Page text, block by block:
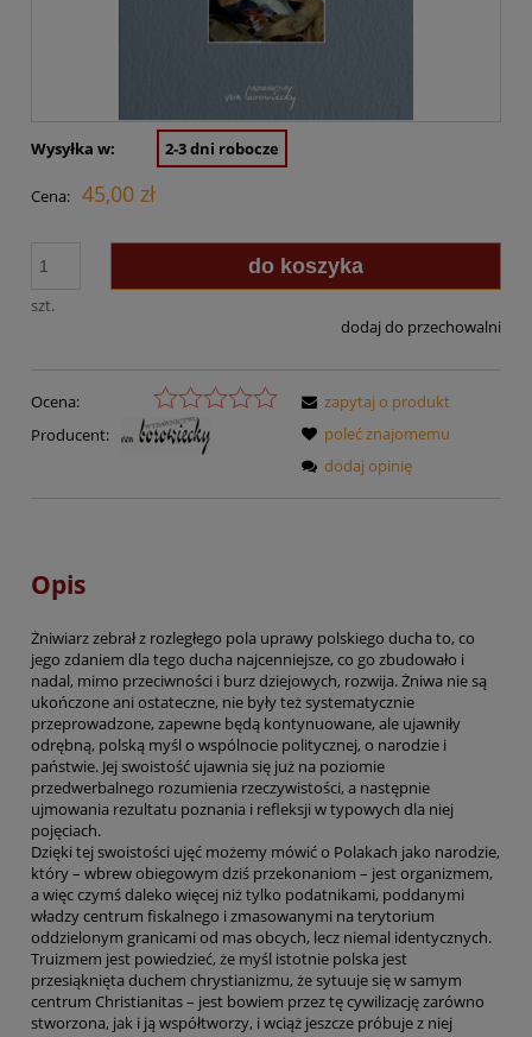
Wysyłka w: 2-3 dni robocze
Cena: 45,00 zł
szt.
do koszyka
dodaj do przechowalni
Ocena:
Producent:
zapytaj o produkt
poleć znajomemu
dodaj opinię
Opis
Żniwiarz zebrał z rozległego pola uprawy polskiego ducha to, co
jego zdaniem dla tego ducha najcenniejsze, co go zbudowało i
nadal, mimo przeciwności i burz dziejowych, rozwija. Żniwa nie są
ukończone ani ostateczne, nie były też systematycznie
przeprowadzone, zapewne będą kontynuowane, ale ujawniły
odrębną, polską myśl o wspólnocie politycznej, o narodzie i
państwie. Jej swoistość ujawnia się już na poziomie
przedwerbalnego rozumienia rzeczywistości, a następnie
ujmowania rezultatu poznania i refleksji w typowych dla niej
pojęciach.
Dzięki tej swoistości ujęć możemy mówić o Polakach jako narodzie,
który – wbrew obiegowym dziś przekonaniom – jest organizmem,
a więc czymś daleko więcej niż tylko podatnikami, poddanymi
władzy centrum fiskalnego i zmasowanymi na terytorium
oddzielonym granicami od mas obcych, lecz niemal identycznych.
Truizmem jest powiedzieć, że myśl istotnie polska jest
przesiąknięta duchem chrystianizmu, że sytuuje się w samym
centrum Christianitas – jest bowiem przez tę cywilizację zarówno
stworzona, jak i ją współtworzy, i wciąż jeszcze próbuje z niej